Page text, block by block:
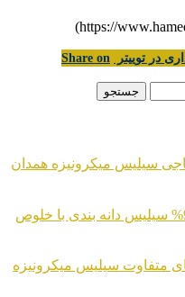
در توییتر
Share on
سیلیس میکرونیزه همدان
سیلیس دانه بندی با خلوص
سیلیس میکرونیزه